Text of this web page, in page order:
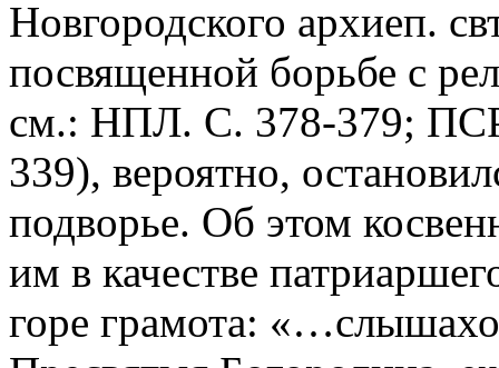
Новгородского архиеп.
посвященной борьбе с
см.: НПЛ. С. 378-379;
339), вероятно,
подворье. Об этом
им в качестве
горе грамота: